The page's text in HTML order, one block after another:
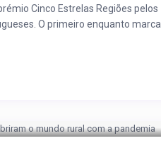
Cinco Estrelas Regiões pelos
O primeiro enquanto marca